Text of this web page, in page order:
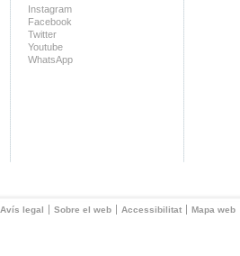
Instagram
Facebook
Twitter
Youtube
WhatsApp
Avís legal Sobre el web Accessibilitat Mapa web